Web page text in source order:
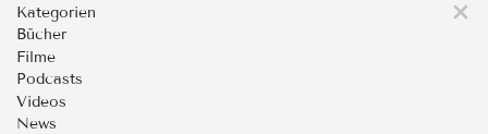
Kategorien
Bücher
Filme
Podcasts
Videos
News